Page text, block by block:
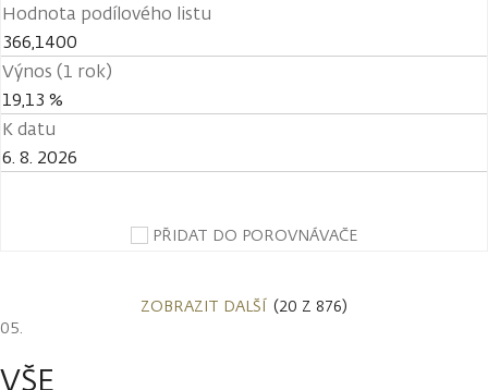
Hodnota podílového listu
366,1400
Výnos (1 rok)
19,13 %
K datu
6. 8. 2026
PŘIDAT DO POROVNÁVAČE
ZOBRAZIT DALŠÍ (20 Z 876)
VŠE